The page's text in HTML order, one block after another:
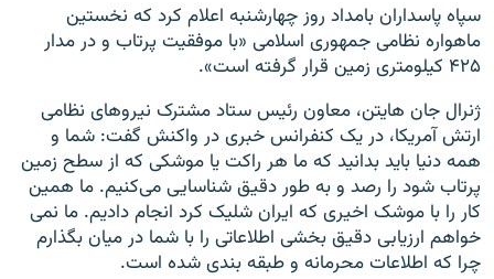
سپاه پاسداران بامداد روز چهارشنبه اعلام کرد که نخستین
ماهواره نظامی جمهوری اسلامی «با موفقیت پرتاب و در مدار
۴۲۵ کیلومتری زمین قرار گرفته است».
ژنرال جان هایتن، معاون رئیس ستاد مشترک نیروهای نظامی
ارتش آمریکا، در یک کنفرانس خبری در واکنش گفت: شما و
همه دنیا باید بدانید که ما هر راکت یا موشکی که از سطح زمین
پرتاب شود را رصد و به طور دقیق شناسایی می‌کنیم. ما همین
کار را با موشک اخیری که ایران شلیک کرد انجام دادیم. ما نمی
خواهم ارزیابی دقیق بخشی اطلاعاتی را با شما در میان بگذارم
چرا که اطلاعات محرمانه و طبقه بندی شده است.